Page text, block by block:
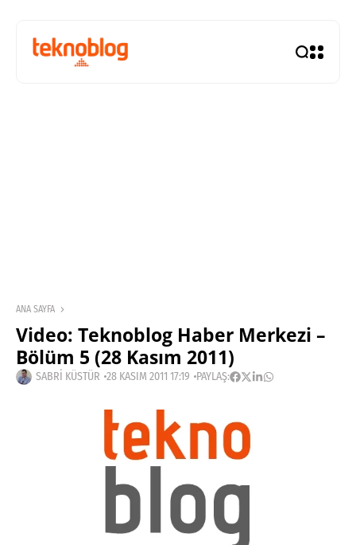
ANA SAYFA
Video: Teknoblog Haber Merkezi –
Bölüm 5 (28 Kasım 2011)
SABRI KÜSTÜR 28 KASIM 2011 17:19 PAYLAŞ: